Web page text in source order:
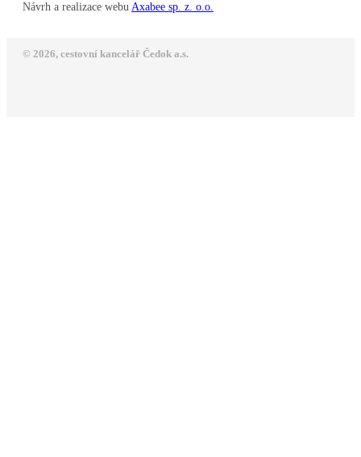
Návrh a realizace webu Axabee sp. z. o.o.
© 2026, cestovní kancelář Čedok a.s.